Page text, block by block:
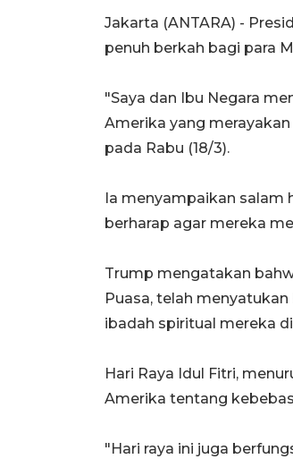
Jakarta (ANTARA) -
penuh berkah bagi para
"Saya dan Ibu Negara
Amerika yang
pada Rabu (18/3).
Ia menyampaikan salam
berharap agar mereka
Trump mengatakan
Puasa, telah
ibadah spiritual mereka
Hari Raya Idul Fitri,
Amerika tentang
"Hari raya ini juga